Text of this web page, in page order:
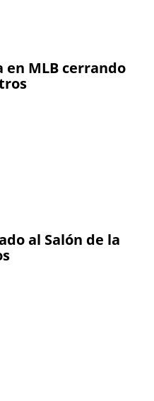
MLB cerrando
al Salón de la